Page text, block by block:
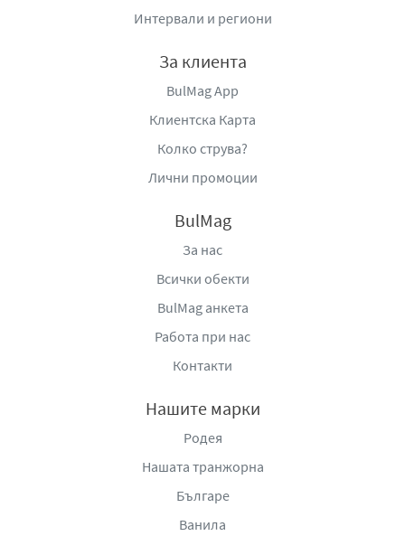
Интервали и региони
За клиента
BulMag App
Клиентска Карта
Колко струва?
Лични промоции
BulMag
За нас
Всички обекти
BulMag анкета
Работа при нас
Контакти
Нашите марки
Родея
Нашата транжорна
Българе
Ванила